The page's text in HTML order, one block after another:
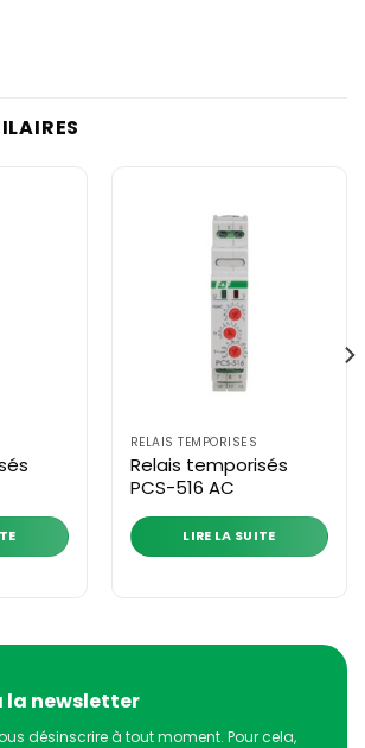
RELAIS TEMPORISÉS
Relais temporisés
PCS-516 AC
LIRE LA SUITE
la newsletter
désinscrire à tout moment. Pour cela,